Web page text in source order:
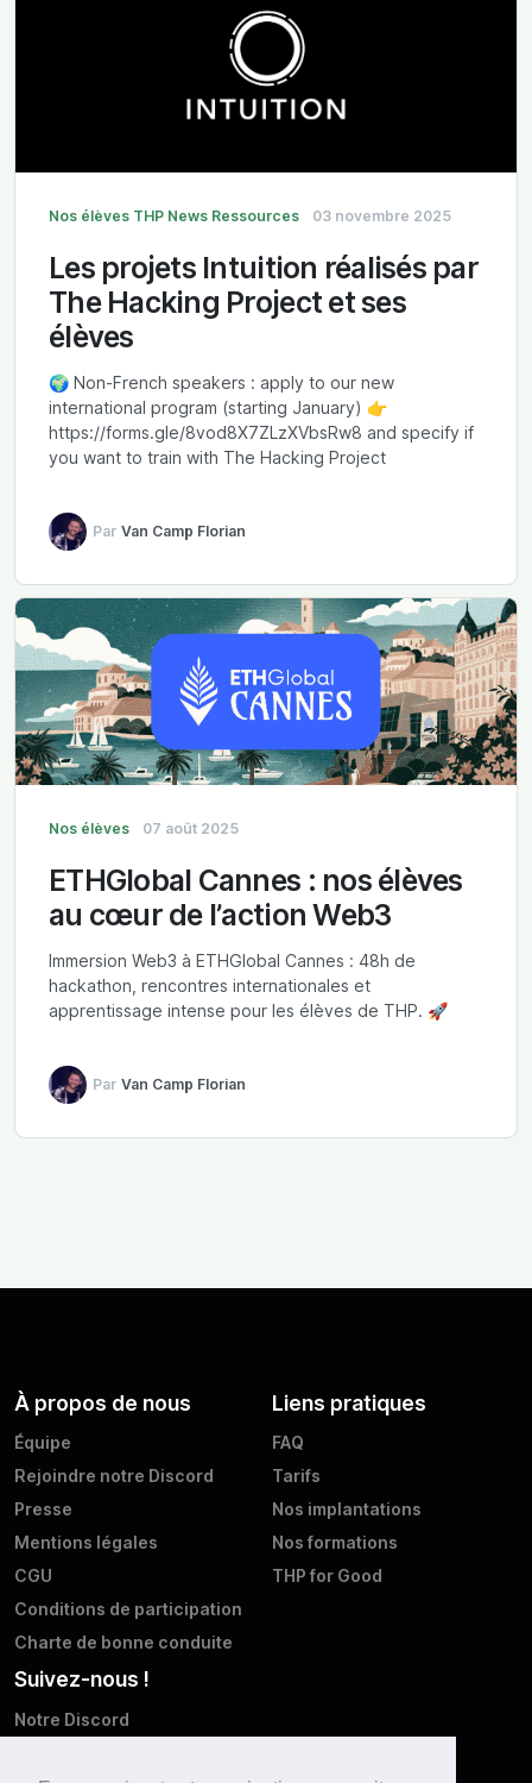
Nos élèves THP News Ressources 03 novembre 2025
Les projets Intuition réalisés par
The Hacking Project et ses
élèves
🌍 Non-French speakers : apply to our new
international program (starting January) 👉
https://forms.gle/8vod8X7ZLzXVbsRw8 and specify if
you want to train with The Hacking Project
Par Van Camp Florian
Nos élèves 07 août 2025
ETHGlobal Cannes : nos élèves
au cœur de l’action Web3
Immersion Web3 à ETHGlobal Cannes : 48h de
hackathon, rencontres internationales et
apprentissage intense pour les élèves de THP. 🚀
Par Van Camp Florian
À propos de nous
Équipe
Rejoindre notre Discord
Presse
Mentions légales
CGU
Conditions de participation
Charte de bonne conduite
Liens pratiques
FAQ
Tarifs
Nos implantations
Nos formations
THP for Good
Suivez-nous !
Notre Discord